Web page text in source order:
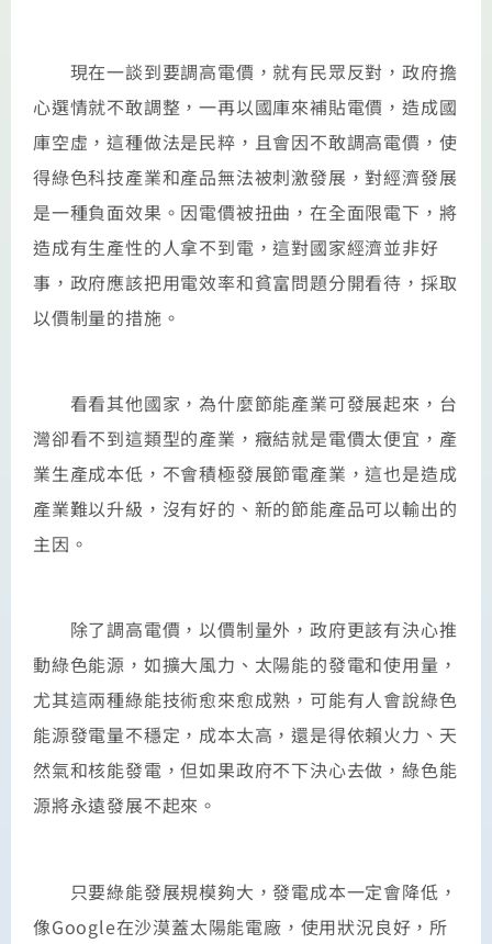
現在一談到要調高電價，就有民眾反對，政府擔
心選情就不敢調整，一再以國庫來補貼電價，造成國
庫空虛，這種做法是民粹，且會因不敢調高電價，使
得綠色科技產業和產品無法被刺激發展，對經濟發展
是一種負面效果。因電價被扭曲，在全面限電下，將
造成有生產性的人拿不到電，這對國家經濟並非好
事，政府應該把用電效率和貧富問題分開看待，採取
以價制量的措施。
看看其他國家，為什麼節能產業可發展起來，台
灣卻看不到這類型的產業，癥結就是電價太便宜，產
業生產成本低，不會積極發展節電產業，這也是造成
產業難以升級，沒有好的、新的節能產品可以輸出的
主因。
除了調高電價，以價制量外，政府更該有決心推
動綠色能源，如擴大風力、太陽能的發電和使用量，
尤其這兩種綠能技術愈來愈成熟，可能有人會說綠色
能源發電量不穩定，成本太高，還是得依賴火力、天
然氣和核能發電，但如果政府不下決心去做，綠色能
源將永遠發展不起來。
只要綠能發展規模夠大，發電成本一定會降低，
像Google在沙漠蓋太陽能電廠，使用狀況良好，所